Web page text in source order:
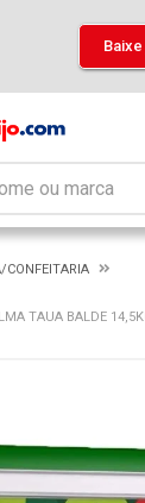
CONFEITARIA
TAUA BALDE